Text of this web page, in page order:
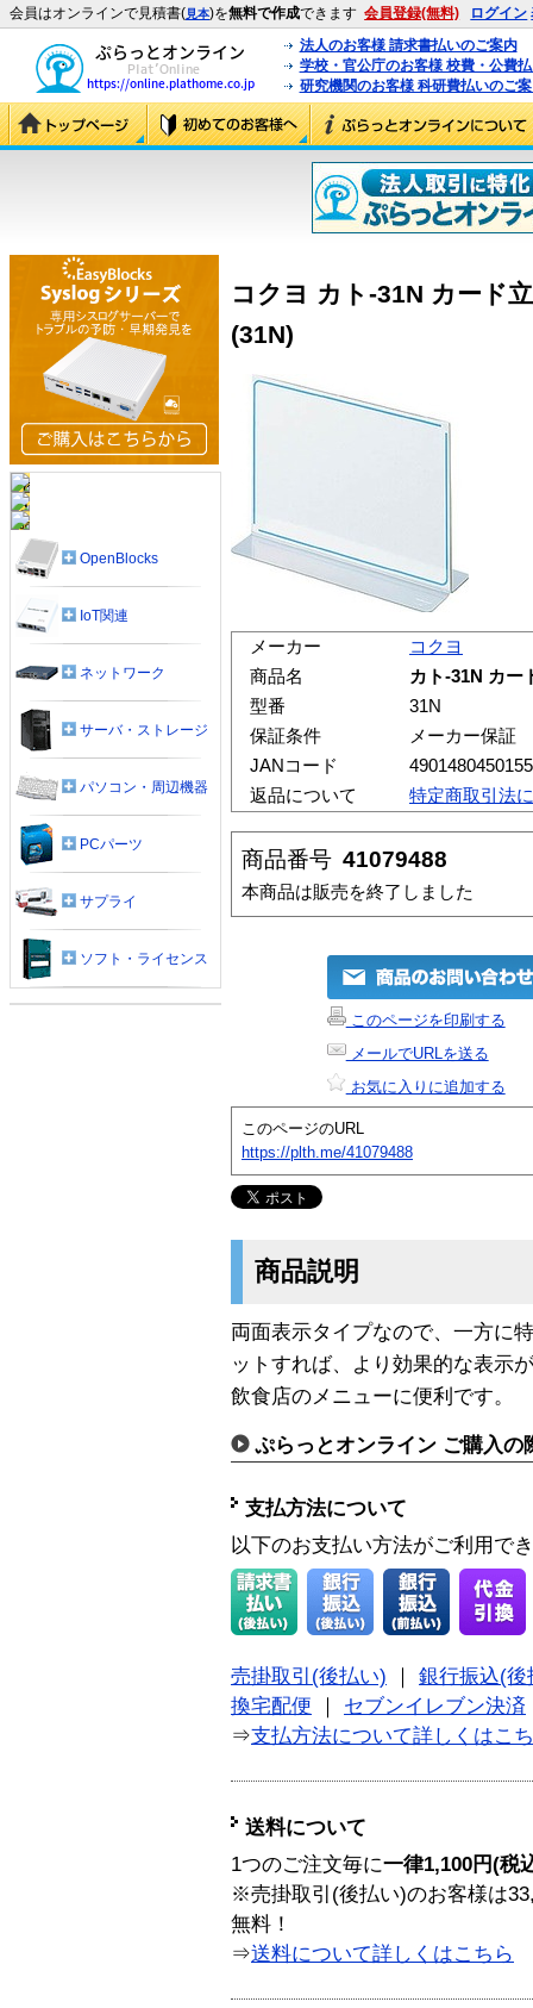
会員はオンラインで見積書(見本)を無料で作成できます 会員登録(無料) ログイン
法人のお客様 請求書払いのご案内
学校・官公庁のお客様 校費・公費
研究機関のお客様 科研費払いのご
コクヨ カト-31N カード
(31N)
メーカー
コクヨ
商品名
カト-31N カー
型番
31N
保証条件
メーカー保証
JANコード
4901480450155
返品について
特定商取引法
商品番号 41079488
本商品は販売を終了しました
このページを印刷する
メールでURLを送る
お気に入りに追加する
このページのURL
https://plth.me/41079488
商品説明
両面表示タイプなので、一方に
ットすれば、より効果的な表示
飲食店のメニューに便利です。
ぷらっとオンライン ご購入の
支払方法について
以下のお支払い方法がご利用で
売掛取引(後払い)
銀行振込(後
換宅配便
セブンイレブン決済
⇒支払方法について詳しくはこ
送料について
1つのご注文毎に一律1,100円(税
※売掛取引(後払い)のお客様は
無料！
⇒送料について詳しくはこちら
OpenBlocks
IoT関連
ネットワーク
サーバ・ストレージ
パソコン・周辺機器
PCパーツ
サプライ
ソフト・ライセンス